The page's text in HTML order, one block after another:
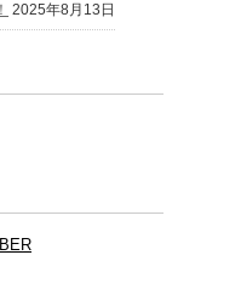
2025年8月13日